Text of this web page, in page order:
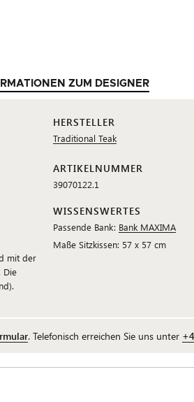
ZUM DESIGNER
mit der
Die
HERSTELLER
Traditional Teak
ARTIKELNUMMER
39070122.1
WISSENSWERTES
Passende Bank: Bank MAXIMA
Maße Sitzkissen: 57 x 57 cm
. Telefonisch erreichen Sie uns unter